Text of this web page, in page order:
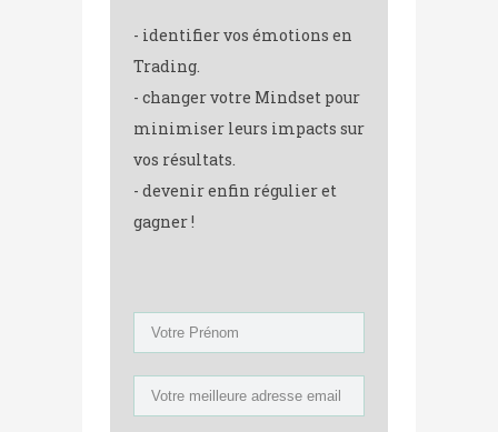
- identifier vos émotions en
Trading.
- changer votre Mindset pour
minimiser leurs impacts sur
vos résultats.
- devenir enfin régulier et
gagner !